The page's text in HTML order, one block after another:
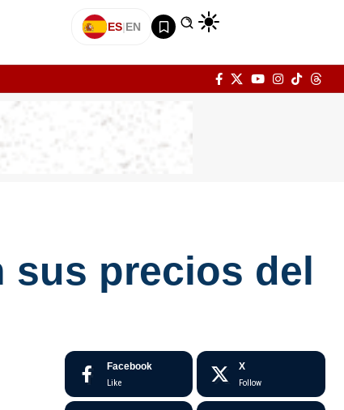
ES|EN
sus precios del
Facebook
Like
X
Follow